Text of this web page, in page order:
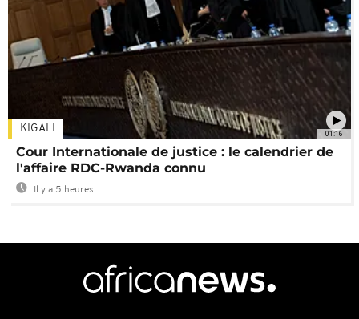
01:16
KIGALI
Cour Internationale de justice : le calendrier de
l'affaire RDC-Rwanda connu
Il y a 5 heures